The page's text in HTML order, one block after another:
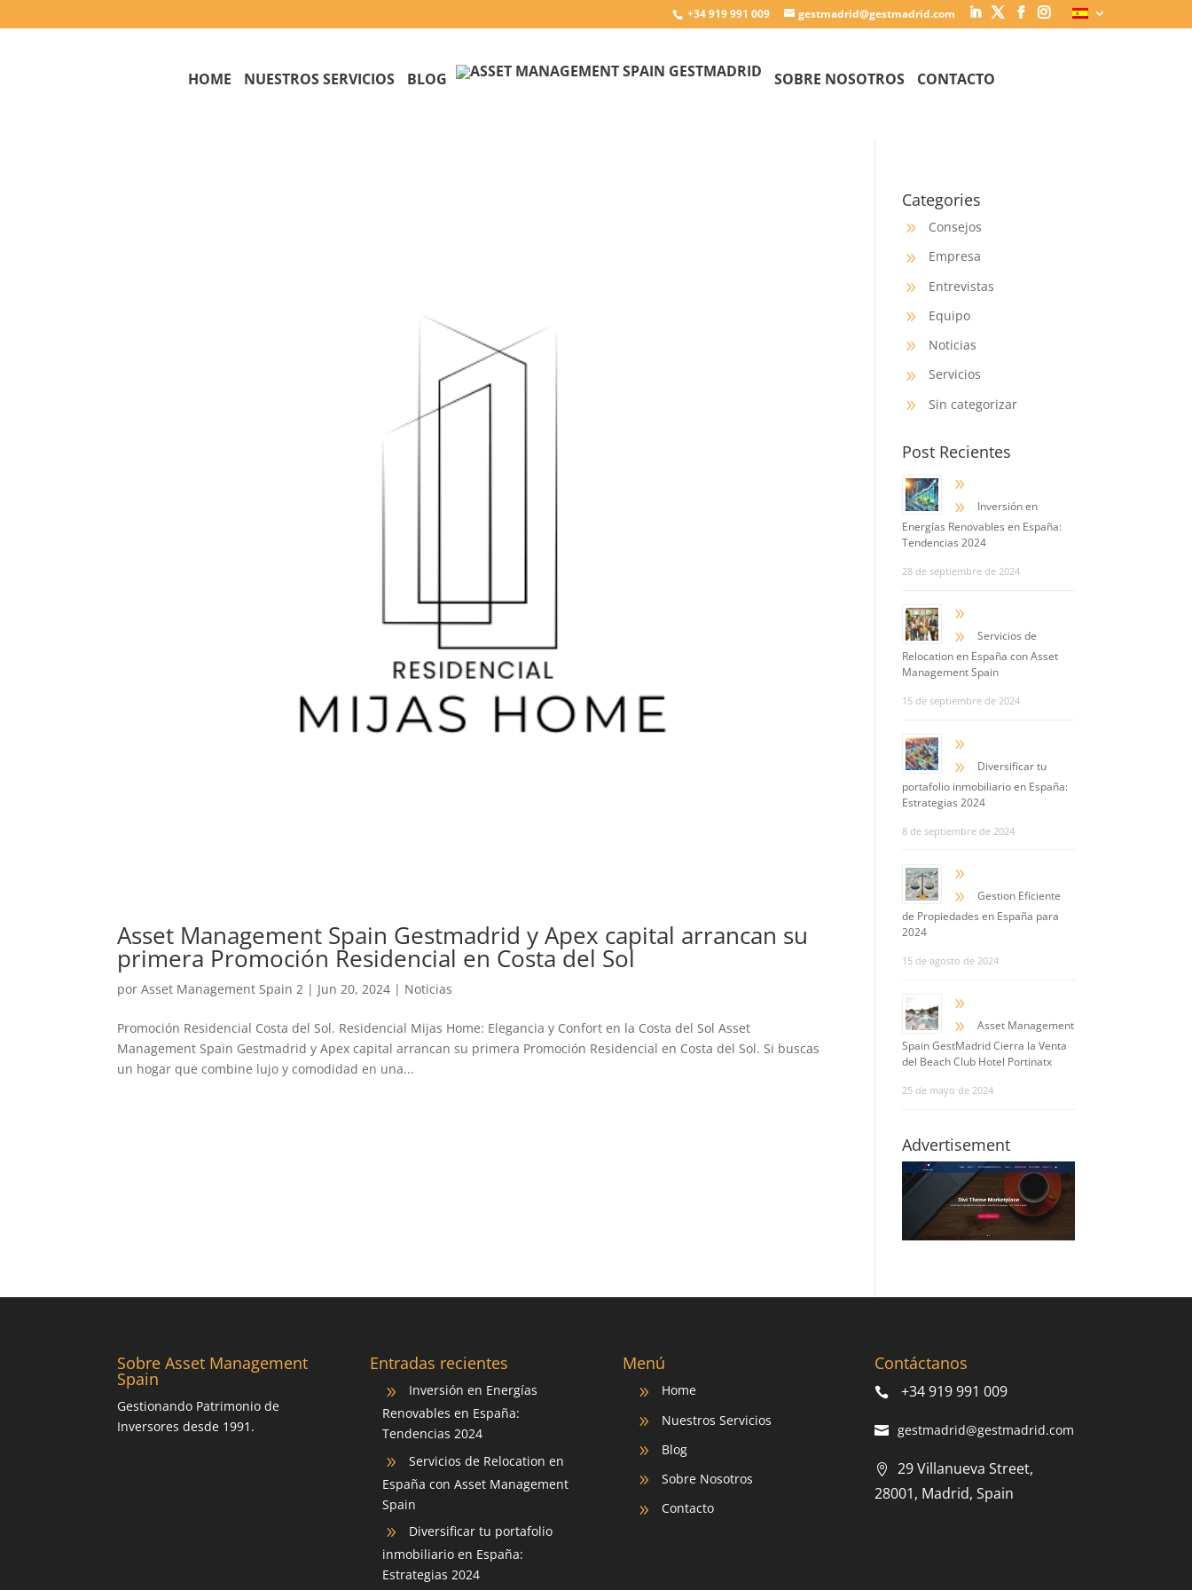
+34 919 991 009 gestmadrid@gestmadrid.com
HOME NUESTROS SERVICIOS BLOG SOBRE NOSOTROS CONTACTO
Asset Management Spain Gestmadrid y Apex capital arrancan su
primera Promoción Residencial en Costa del Sol
por Asset Management Spain 2 | Jun 20, 2024 | Noticias
Promoción Residencial Costa del Sol. Residencial Mijas Home: Elegancia y Confort en la Costa del Sol Asset
Management Spain Gestmadrid y Apex capital arrancan su primera Promoción Residencial en Costa del Sol. Si buscas
un hogar que combine lujo y comodidad en una...
Categories
9 Consejos
9 Empresa
9 Entrevistas
9 Equipo
9 Noticias
9 Servicios
9 Sin categorizar
Post Recientes
9
9
Inversión en
Energías Renovables en España:
Tendencias 2024
28 de septiembre de 2024
9
9
Servicios de
Relocation en España con Asset
Management Spain
15 de septiembre de 2024
9
9
Diversificar tu
portafolio inmobiliario en España:
Estrategias 2024
8 de septiembre de 2024
9
9
Gestion Eficiente
de Propiedades en España para
2024
15 de agosto de 2024
9
9
Asset Management
Spain GestMadrid Cierra la Venta
del Beach Club Hotel Portinatx
25 de mayo de 2024
Advertisement
Sobre Asset Management
Spain
Gestionando Patrimonio de
Inversores desde 1991.
Entradas recientes
9
Inversión en Energías
Renovables en España:
Tendencias 2024
9
Servicios de Relocation en
España con Asset Management
Spain
9
Diversificar tu portafolio
inmobiliario en España:
Estrategias 2024
Menú
9 Home
9 Nuestros Servicios
9 Blog
9 Sobre Nosotros
9 Contacto
Contáctanos
+34 919 991 009
gestmadrid@gestmadrid.com
29 Villanueva Street,
28001, Madrid, Spain